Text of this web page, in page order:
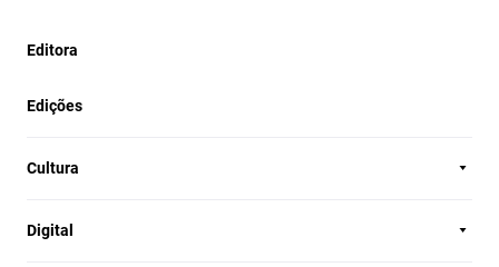
Editora
Edições
Cultura
Digital